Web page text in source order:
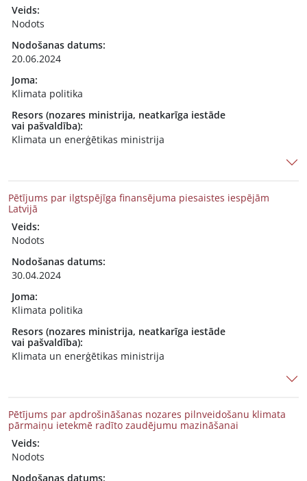
Veids:
Nodots
Nodošanas datums:
20.06.2024
Joma:
Klimata politika
Resors (nozares ministrija, neatkarīga iestāde
vai pašvaldība):
Klimata un enerģētikas ministrija
Pētījums par ilgtspējīga finansējuma piesaistes iespējām
Latvijā
Veids:
Nodots
Nodošanas datums:
30.04.2024
Joma:
Klimata politika
Resors (nozares ministrija, neatkarīga iestāde
vai pašvaldība):
Klimata un enerģētikas ministrija
Pētījums par apdrošināšanas nozares pilnveidošanu klimata
pārmaiņu ietekmē radīto zaudējumu mazināšanai
Veids:
Nodots
Nodošanas datums: